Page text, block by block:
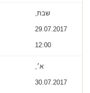
שבת,
29.07.2017
12:00
א׳,
30.07.2017